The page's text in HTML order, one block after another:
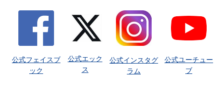
公式フェイスブ
ック
公式エック
ス
公式インスタグ
ラム
公式ユーチュー
ブ